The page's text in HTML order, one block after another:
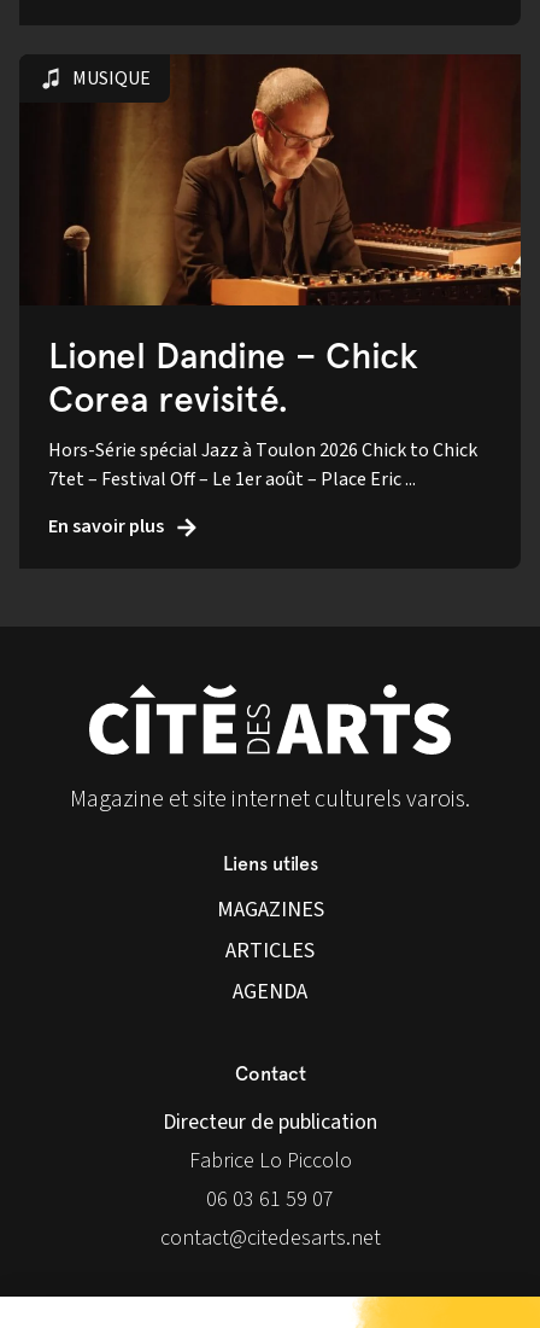
MUSIQUE
Lionel Dandine – Chick
Corea revisité.
Hors-Série spécial Jazz à Toulon 2026 Chick to Chick
7tet – Festival Off – Le 1er août – Place Eric ...
En savoir plus
Magazine et site internet culturels varois.
Liens utiles
MAGAZINES
ARTICLES
AGENDA
Contact
Directeur de publication
Fabrice Lo Piccolo
06 03 61 59 07
contact@citedesarts.net